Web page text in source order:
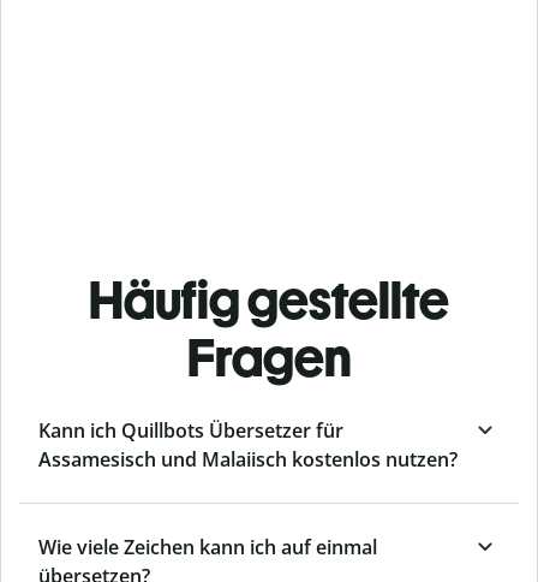
Häufig gestellte
Fragen
Kann ich Quillbots Übersetzer für
Assamesisch und Malaiisch kostenlos nutzen?
Wie viele Zeichen kann ich auf einmal
übersetzen?